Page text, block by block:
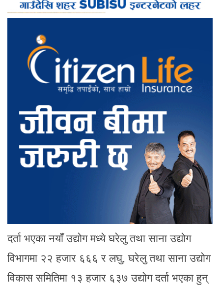
दर्ता भएका नयाँ उद्योग मध्ये घरेलु तथा साना उद्योग
विभागमा २२ हजार ६६६ र लघु, घरेलु तथा साना उद्योग
विकास समितिमा १३ हजार ६३७ उद्योग दर्ता भएका हुन्